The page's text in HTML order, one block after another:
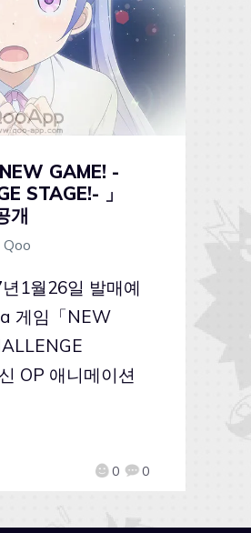
GAME! -
STAGE!- 」
개
Qoo
0 0
1월26일 발매예
게임「NEW
OP 애니메이션